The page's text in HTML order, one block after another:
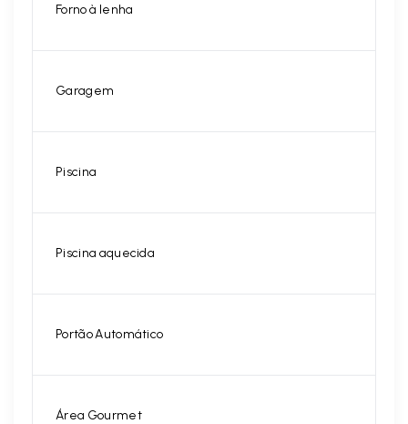
Forno à lenha
Garagem
Piscina
Piscina aquecida
Portão Automático
Área Gourmet